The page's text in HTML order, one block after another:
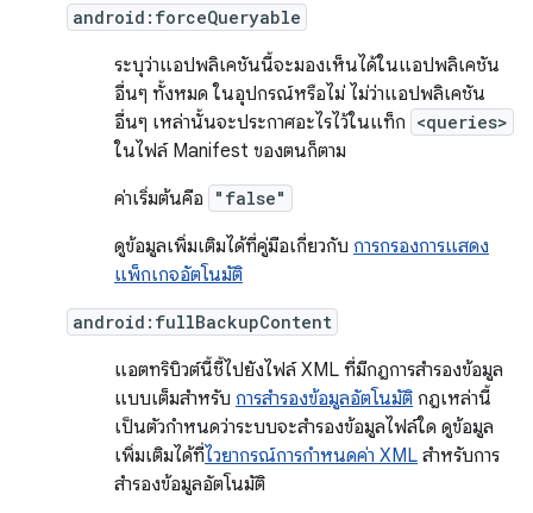
android:forceQueryable
ระบุว่าแอปพลิเคชันนี้จะมองเห็นได้ในแอปพลิเคชัน
อื่นๆ ทั้งหมด ในอุปกรณ์หรือไม่ ไม่ว่าแอปพลิเคชัน
อื่นๆ เหล่านั้นจะประกาศอะไรไว้ในแท็ก <queries>
ในไฟล์ Manifest ของตนก็ตาม
ค่าเริ่มต้นคือ
"false"
ดูข้อมูลเพิ่มเติมได้ที่คู่มือเกี่ยวกับ การกรองการแสดง
แพ็กเกจอัตโนมัติ
android:fullBackupContent
แอตทริบิวต์นี้ชี้ไปยังไฟล์ XML ที่มีกฎการสำรองข้อมูล
แบบเต็มสำหรับ การสำรองข้อมูลอัตโนมัติ กฎเหล่านี้
เป็นตัวกำหนดว่าระบบจะสำรองข้อมูลไฟล์ใด ดูข้อมูล
เพิ่มเติมได้ที่ไวยากรณ์การกำหนดค่า XML สำหรับการ
สำรองข้อมูลอัตโนมัติ